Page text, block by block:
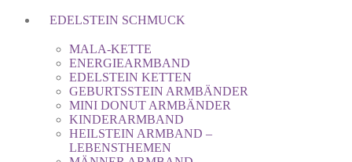
EDELSTEIN SCHMUCK
MALA-KETTE
ENERGIEARMBAND
EDELSTEIN KETTEN
GEBURTSSTEIN ARMBÄNDER
MINI DONUT ARMBÄNDER
KINDERARMBAND
HEILSTEIN ARMBAND –
LEBENSTHEMEN